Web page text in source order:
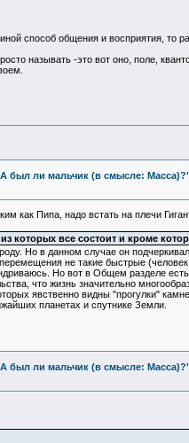
способ общения и восприятия, то
называть -это вот оно, поле,
был ли мальчик (в смысле:
как Пипа, надо встать на плечи
все состоит и кроме
Но в данном случае он
не такие быстрые
Но вот в Общем разделе
что жизнь значительно
явственно видны "прогулки"
планетах и спутнике Земли.
был ли мальчик (в смысле: